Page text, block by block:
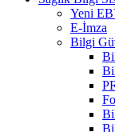
Yeni
E-İmza
Bilgi